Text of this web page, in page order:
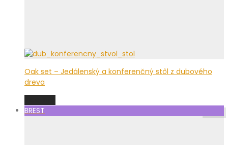
Oak set – Jedálenský a konferenčný stôl z dubového
dreva
BREST